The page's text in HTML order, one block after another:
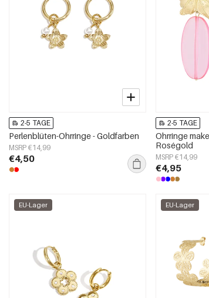
2-5 TAGE
Perlenblüten-Ohrringe - Goldfarben
MSRP €14,99
€4,50
2-5 TAGE
Ohrringe
Roségold
MSRP €14,99
€4,95
EU-Lager EU-Lager